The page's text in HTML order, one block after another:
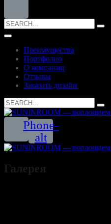
Search
for:
Преимущества
Портфолио
О компании
Отзывы
Заказать дизайн
Search
for:
Phone-
alt
Галерея